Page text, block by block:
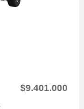
$9.401.000